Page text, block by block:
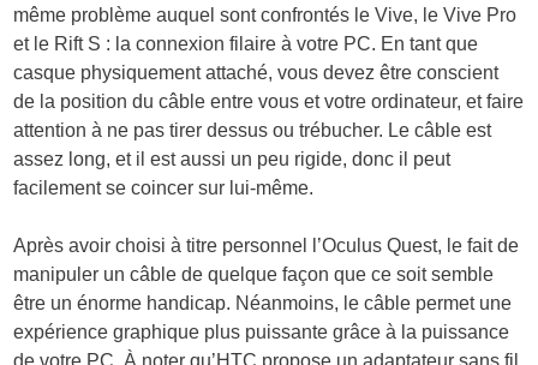
même problème auquel sont confrontés le Vive, le Vive Pro
et le Rift S : la connexion filaire à votre PC. En tant que
casque physiquement attaché, vous devez être conscient
de la position du câble entre vous et votre ordinateur, et faire
attention à ne pas tirer dessus ou trébucher. Le câble est
assez long, et il est aussi un peu rigide, donc il peut
facilement se coincer sur lui-même.
Après avoir choisi à titre personnel l’Oculus Quest, le fait de
manipuler un câble de quelque façon que ce soit semble
être un énorme handicap. Néanmoins, le câble permet une
expérience graphique plus puissante grâce à la puissance
de votre PC. À noter qu’HTC propose un adaptateur sans fil